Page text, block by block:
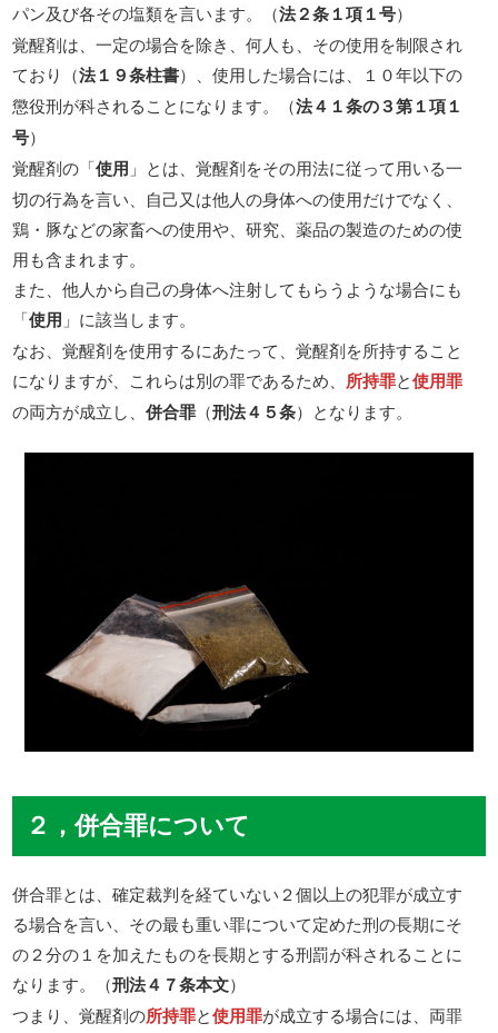
パン及び各その塩類を言います。（法２条１項１号）
覚醒剤は、一定の場合を除き、何人も、その使用を制限され
ており（法１９条柱書）、使用した場合には、１０年以下の
懲役刑が科されることになります。（法４１条の３第１項１
号）
覚醒剤の「使用 」とは、覚醒剤をその用法に従って用いる一
切の行為を言い、自己又は他人の身体への使用だけでなく、
鶏・豚などの家畜への使用や、研究、薬品の製造のための使
用も含まれます。
また、他人から自己の身体へ注射してもらうような場合にも
「使用 」に該当します。
なお、覚醒剤を使用するにあたって、覚醒剤を所持すること
になりますが、これらは別の罪であるため、 所持罪と使用罪
の両方が成立し、併合罪 （刑法４５条）となります。
２，併合罪について
併合罪とは、確定裁判を経ていない２個以上の犯罪が成立す
る場合を言い、その最も重い罪について定めた刑の長期にそ
の２分の１を加えたものを長期とする刑罰が科されることに
なります。（刑法４７条本文）
つまり、覚醒剤の所持罪と使用罪が成立する場合には、両罪